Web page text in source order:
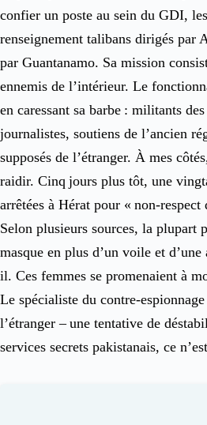
confier un poste au sein du GDI,
renseignement talibans dirigés par
par Guantanamo. Sa mission
ennemis de l’intérieur. Le
en caressant sa barbe : militants
journalistes, soutiens de l’ancien
supposés de l’étranger. À mes
raidir. Cinq jours plus tôt, une
arrêtées à Hérat pour « non-
Selon plusieurs sources, la plupart
masque en plus d’un voile et
il. Ces femmes se promenaient à
Le spécialiste du contre-
l’étranger – une tentative de
services secrets pakistanais, ce